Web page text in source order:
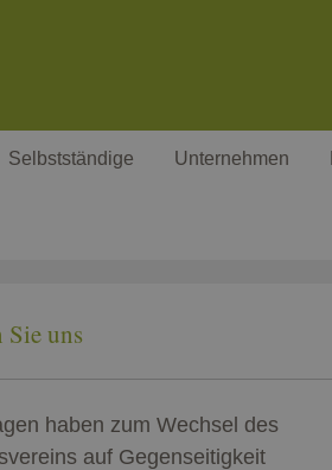
Selbstständige Unternehmen
Sie uns
haben zum Wechsel des
auf Gegenseitigkeit